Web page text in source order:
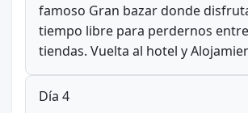
famoso Gran bazar donde
tiempo libre para perdernos
tiendas. Vuelta al hotel y
Día 4